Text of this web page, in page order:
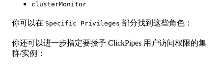
clusterMonitor
你可以在 Specific Privileges 部分找到这些角色：
你还可以进一步指定要授予 ClickPipes 用户访问权限的集
群/实例：